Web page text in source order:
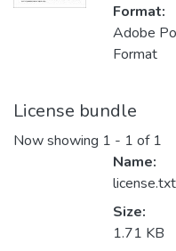
Format:
Adobe
Format
License bundle
Now showing 1 - 1 of 1
Name:
license.txt
Size:
1.71 KB